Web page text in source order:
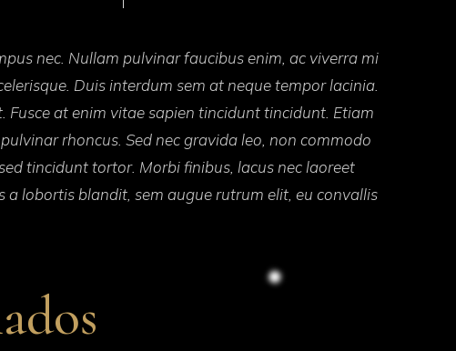
nec. Nullam pulvinar faucibus enim, ac viverra mi
Duis interdum sem at neque tempor lacinia.
at enim vitae sapien tincidunt tincidunt. Etiam
rhoncus. Sed nec gravida leo, non commodo
tincidunt tortor. Morbi finibus, lacus nec laoreet
lobortis blandit, sem augue rutrum elit, eu convallis